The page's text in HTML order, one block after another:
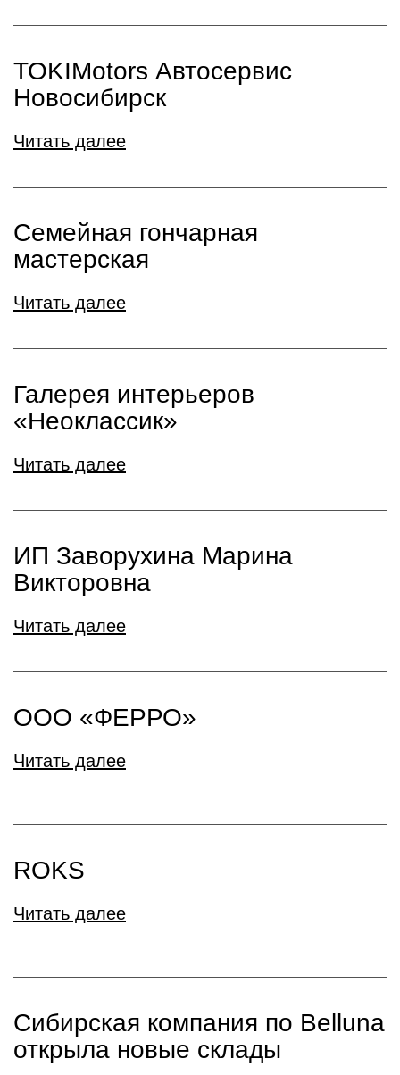
TOKIMotors Автосервис
Новосибирск
Читать далее
Семейная гончарная
мастерская
Читать далее
Галерея интерьеров
«Неоклассик»
Читать далее
ИП Заворухина Марина
Викторовна
Читать далее
ООО «ФЕРРО»
Читать далее
ROKS
Читать далее
Сибирская компания по Belluna
открыла новые склады